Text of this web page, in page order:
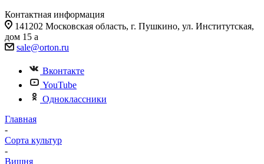
Контактная информация
141202 Московская область, г. Пушкино, ул. Институтская,
дом 15 а
sale@orton.ru
Вконтакте
YouTube
Одноклассники
Главная
-
Сорта культур
-
Вишня